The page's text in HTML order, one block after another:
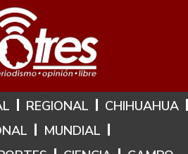
de Agosto de 2026
REGIONAL
CHIHUAHUA
MUNDIAL